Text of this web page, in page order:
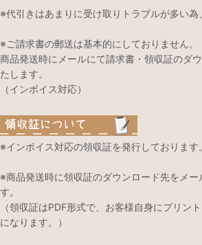
※代引きはあまりに受け取りトラブルが多い為
※ご請求書の郵送は基本的にしておりません。
商品発送時にメールにて請求書・領収証のダ
たします。
（インボイス対応）
※インボイス対応の領収証を発行しております。
※商品発送時に領収証のダウンロード先をメー
す。
（領収証はPDF形式で、お客様自身にプリン
になります。）